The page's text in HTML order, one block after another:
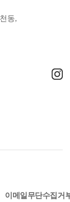
동,
이메일무단수집거